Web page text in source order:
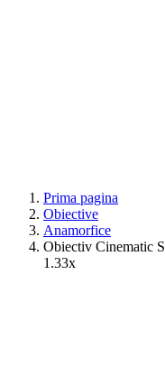
Prima pagina
Obiective
Anamorfice
Obiectiv Cinematic
1.33x